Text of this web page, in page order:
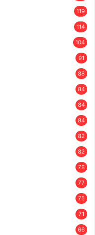
119
114
104
91
88
84
84
84
82
82
78
77
75
71
66